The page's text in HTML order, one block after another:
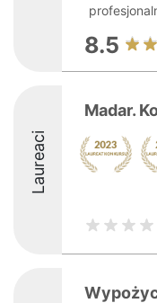
8.5
Laureaci
Madar.